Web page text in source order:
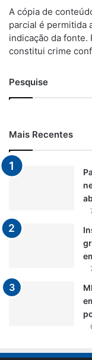
A cópia de
parcial é permitida
indicação da
constitui crime
Pesquise
Mais Recentes